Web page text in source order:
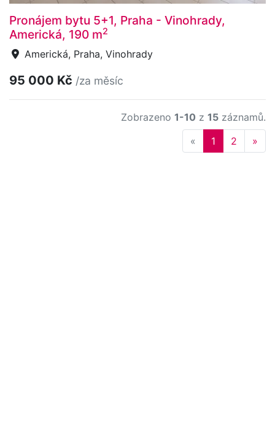
Pronájem bytu 5+1, Praha - Vinohrady,
Americká, 190 m2
Americká, Praha, Vinohrady
95 000 Kč /za měsíc
Zobrazeno 1-10 z 15 záznamů.
« Previous
1 2 »